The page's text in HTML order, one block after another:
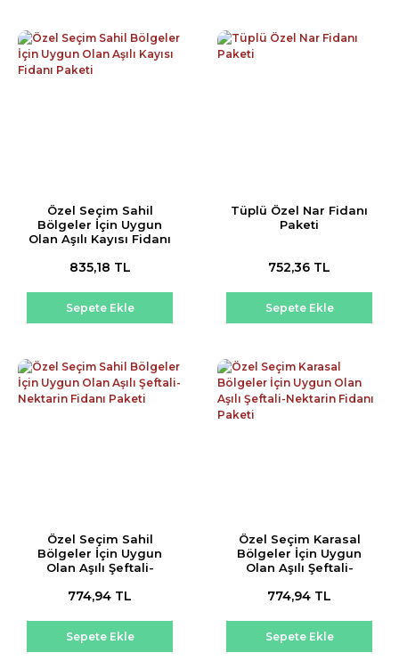
Özel Seçim Sahil
Bölgeler İçin Uygun
Olan Aşılı Kayısı Fidanı
835,18 TL
Sepete Ekle
Tüplü Özel Nar Fidanı
Paketi
752,36 TL
Sepete Ekle
Özel Seçim Sahil
Bölgeler İçin Uygun
Olan Aşılı Şeftali-
774,94 TL
Sepete Ekle
Özel Seçim Karasal
Bölgeler İçin Uygun
Olan Aşılı Şeftali-
774,94 TL
Sepete Ekle